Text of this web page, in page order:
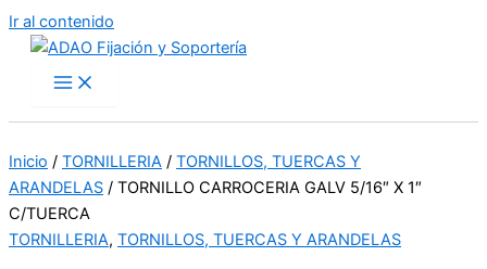
Ir al contenido
Inicio / TORNILLERIA / TORNILLOS, TUERCAS Y
ARANDELAS / TORNILLO CARROCERIA GALV 5/16″ X 1″
C/TUERCA
TORNILLERIA, TORNILLOS, TUERCAS Y ARANDELAS